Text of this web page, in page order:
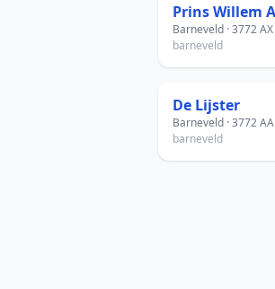
Barneveld · 3772 AX
barneveld
De Lijster
Barneveld · 3772 AA
barneveld